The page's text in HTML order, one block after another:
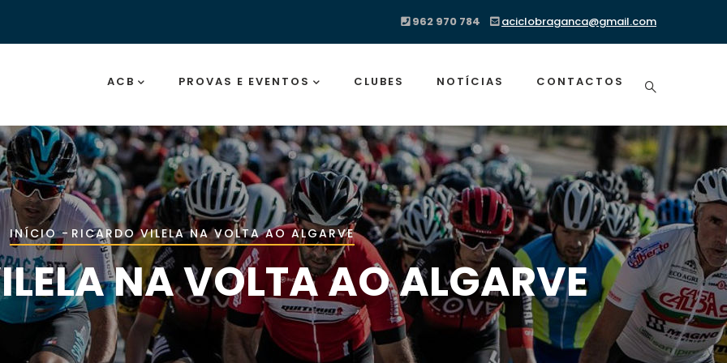
962 970 784 aciclobraganca@gmail.com
Navigation
ACB PROVAS E EVENTOS CLUBES NOTÍCIAS CONTACTOS
Navegação
estrutural
INÍCIO - RICARDO VILELA NA VOLTA AO ALGARVE
NA VOLTA AO ALGARVE